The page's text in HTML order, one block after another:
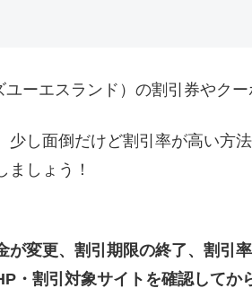
ユーエスランド）の割引券やク
少し面倒だけど割引率が高い方
ましょう！
が変更、割引期限の終了、割引
・割引対象サイトを確認してか